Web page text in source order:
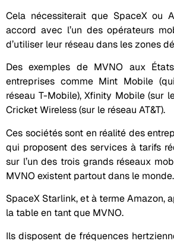
Cela nécessiterait que SpaceX ou
accord avec l’un des opérateurs
d’utiliser leur réseau dans les zones
Des exemples de MVNO aux
entreprises comme Mint Mobile
réseau T-Mobile), Xfinity Mobile (sur
Cricket Wireless (sur le réseau AT&T).
Ces sociétés sont en réalité des
qui proposent des services à tarifs
sur l’un des trois grands réseaux
MVNO existent partout dans le monde.
SpaceX Starlink, et à terme Amazon,
la table en tant que MVNO.
Ils disposent de fréquences